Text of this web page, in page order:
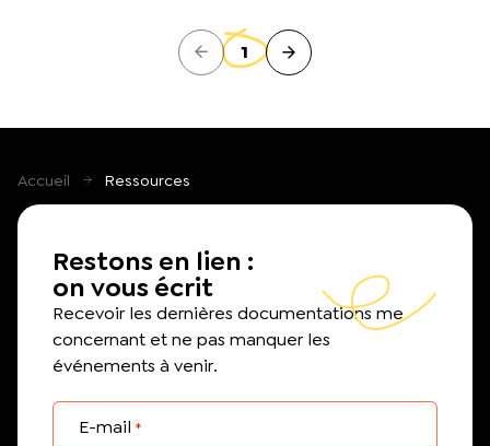
1
Accueil Ressources
Restons en lien :
on vous écrit
Recevoir les dernières documentations me
concernant et ne pas manquer les
événements à venir.
E-mail *